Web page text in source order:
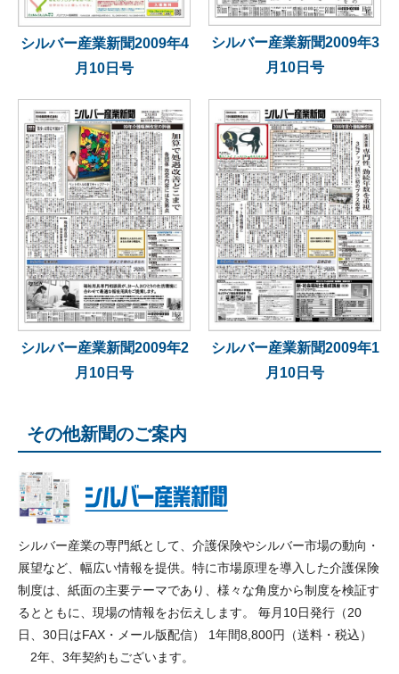
シルバー産業新聞2009年4
月10日号
シルバー産業新聞2009年3
月10日号
シルバー産業新聞2009年2
月10日号
シルバー産業新聞2009年1
月10日号
その他新聞のご案内
シルバー産業の専門紙として、介護保険やシルバー市場の動向・
展望など、幅広い情報を提供。特に市場原理を導入した介護保険
制度は、紙面の主要テーマであり、様々な角度から制度を検証す
るとともに、現場の情報をお伝えします。 毎月10日発行（20
日、30日はFAX・メール版配信） 1年間8,800円（送料・税込）
2年、3年契約もございます。